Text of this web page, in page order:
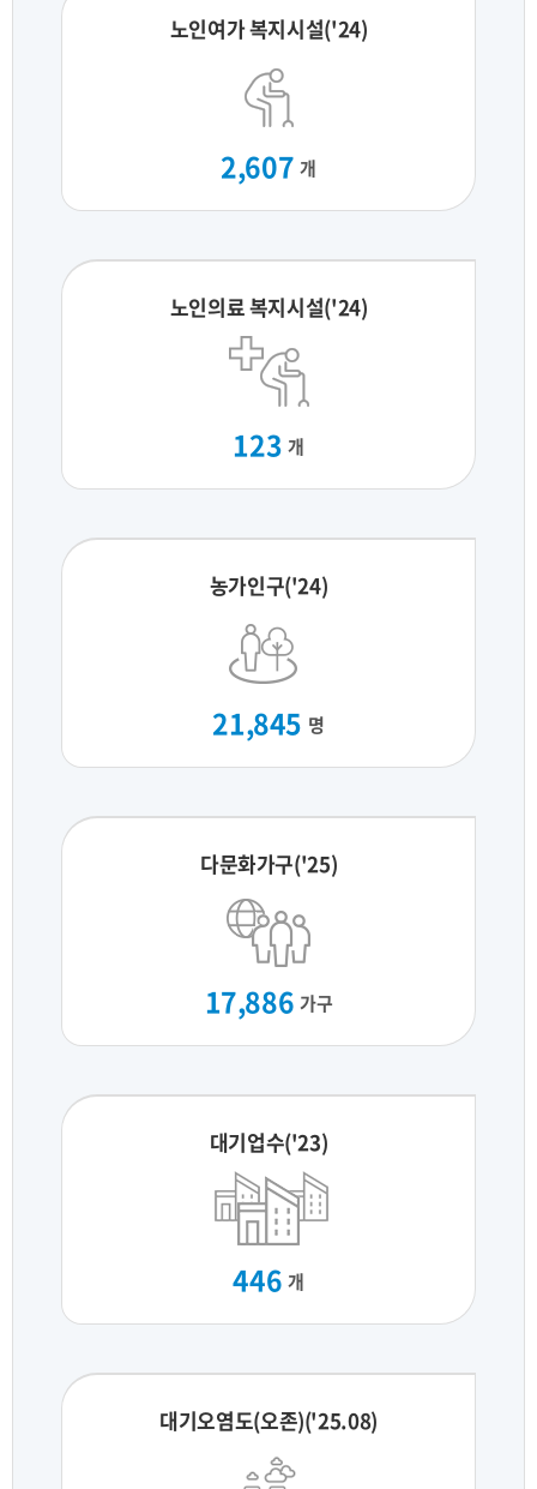
노인여가 복지시설('24)
2,607 개
노인의료 복지시설('24)
123 개
농가인구('24)
21,845 명
다문화가구('25)
17,886 가구
대기업수('23)
446 개
대기오염도(오존)('25.08)